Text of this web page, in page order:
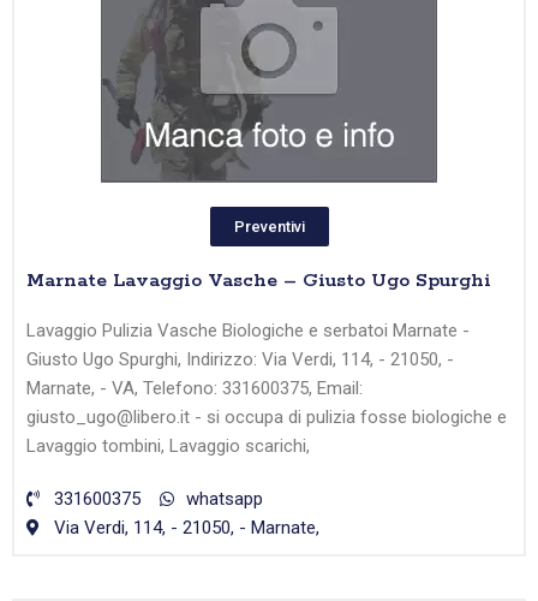
Preventivi
Marnate Lavaggio Vasche – Giusto Ugo Spurghi
Lavaggio Pulizia Vasche Biologiche e serbatoi Marnate -
Giusto Ugo Spurghi, Indirizzo: Via Verdi, 114, - 21050, -
Marnate, - VA, Telefono: 331600375, Email:
giusto_ugo@libero.it - si occupa di pulizia fosse biologiche e
Lavaggio tombini, Lavaggio scarichi,
331600375
whatsapp
Via Verdi, 114, - 21050, - Marnate,